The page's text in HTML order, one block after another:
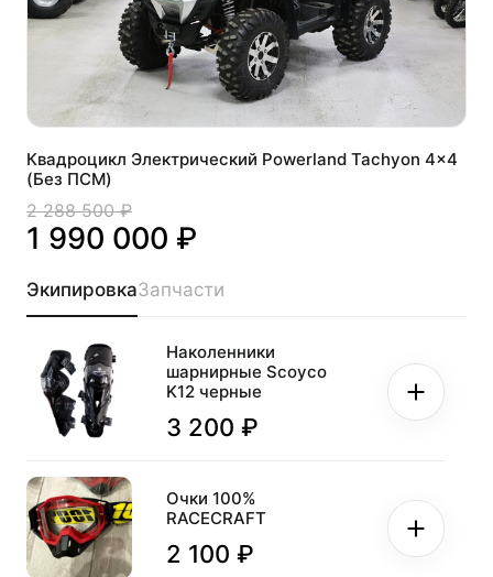
Квадроцикл Электрический Powerland Tachyon 4x4
(Без ПСМ)
2 288 500 ₽
1 990 000 ₽
ЭкипировкаЗапчасти
Наколенники
шарнирные Scoyco
K12 черные
3 200 ₽
Очки 100%
RACECRAFT
2 100 ₽